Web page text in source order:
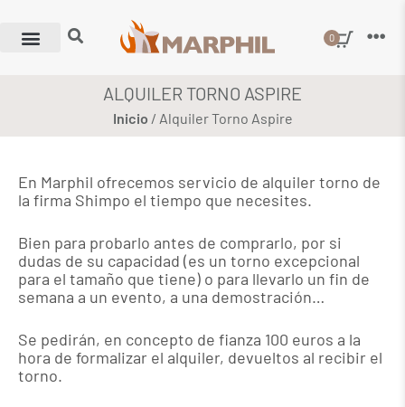
0
ALQUILER TORNO ASPIRE
Inicio / Alquiler Torno Aspire
En Marphil ofrecemos servicio de alquiler torno de
la firma Shimpo el tiempo que necesites.
Bien para probarlo antes de comprarlo, por si
dudas de su capacidad (es un torno excepcional
para el tamaño que tiene) o para llevarlo un fin de
semana a un evento, a una demostración…
Se pedirán, en concepto de fianza 100 euros a la
hora de formalizar el alquiler, devueltos al recibir el
torno.